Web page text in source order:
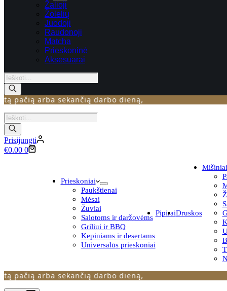
Žalioji
Žolelių
Juodoji
Raudonoji
Matcha
Prieskoninė
Aksesuarai
Products
search
arba sekančią darbo dieną,
Products
search
Prisijungti
Krepšelis
€0.00 0
Prieskoniai
Paukštienai
Mėsai
Žuviai
Salotoms ir daržovėms
Griliui ir BBQ
Kepiniams ir desertams
Universalūs prieskoniai
PipiraiDruskos
Mišiniai
arba sekančią darbo dieną,